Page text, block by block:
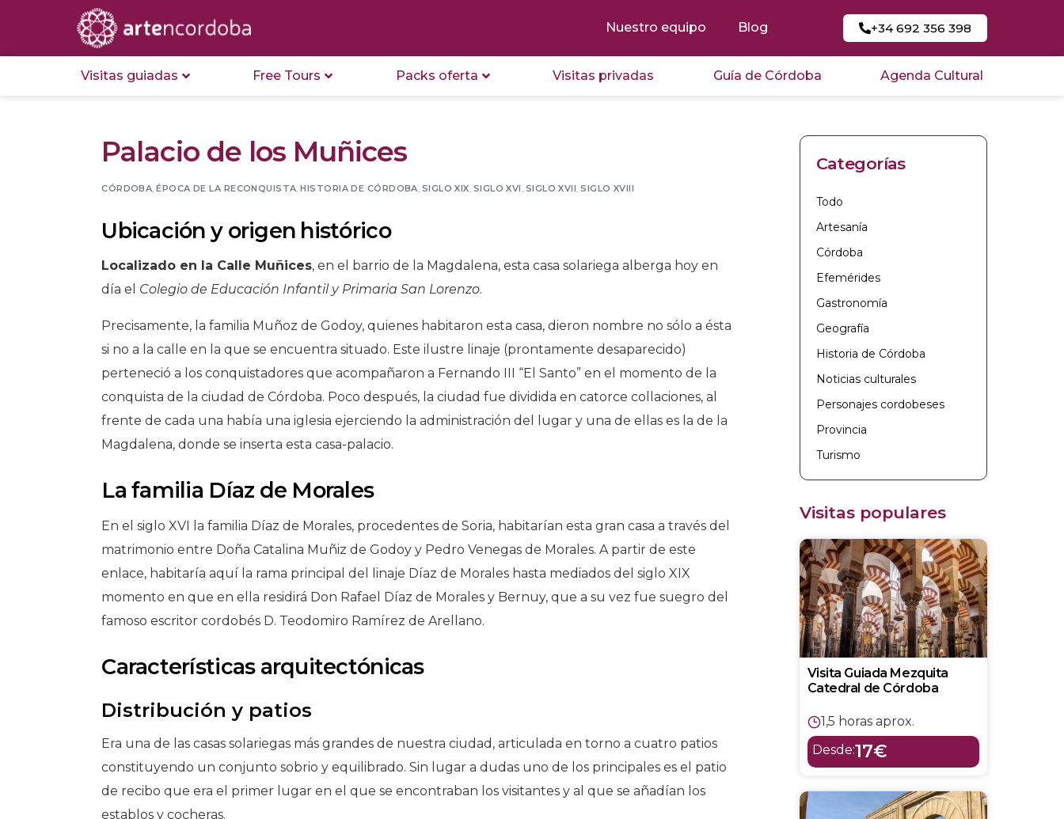
Nuestro equipo Blog +34 692 356 398
Visitas guiadas Free Tours Packs oferta Visitas privadas Guía de Córdoba Agenda Cultural
Palacio de los Muñices
CÓRDOBA ,ÉPOCA DE LA RECONQUISTA ,HISTORIA DE CÓRDOBA SIGLO XIX SIGLO XVI SIGLO XVII ,SIGLO XVIII
Ubicación y origen histórico
Localizado en la Calle Muñices, en el barrio de la Magdalena, esta casa solariega alberga hoy en
día el Colegio de Educación Infantil y Primaria San Lorenzo.
Precisamente, la familia Muñoz de Godoy, quienes habitaron esta casa, dieron nombre no sólo a ésta
si no a la calle en la que se encuentra situado. Este ilustre linaje (prontamente desaparecido)
perteneció a los conquistadores que acompañaron a Fernando III “El Santo” en el momento de la
conquista de la ciudad de Córdoba. Poco después, la ciudad fue dividida en catorce collaciones, al
frente de cada una había una iglesia ejerciendo la administración del lugar y una de ellas es la de la
Magdalena, donde se inserta esta casa-palacio.
La familia Díaz de Morales
En el siglo XVI la familia Díaz de Morales, procedentes de Soria, habitarían esta gran casa a través del
matrimonio entre Doña Catalina Muñiz de Godoy y Pedro Venegas de Morales. A partir de este
enlace, habitaría aquí la rama principal del linaje Díaz de Morales hasta mediados del siglo XIX
momento en que en ella residirá Don Rafael Díaz de Morales y Bernuy, que a su vez fue suegro del
famoso escritor cordobés D. Teodomiro Ramírez de Arellano.
Características arquitectónicas
Distribución y patios
Era una de las casas solariegas más grandes de nuestra ciudad, articulada en torno a cuatro patios
constituyendo un conjunto sobrio y equilibrado. Sin lugar a dudas uno de los principales es el patio
de recibo que era el primer lugar en el que se encontraban los visitantes y al que se añadían los
establos y cocheras.
Categorías
Todo
Artesanía
Córdoba
Efemérides
Gastronomía
Geografía
Historia de Córdoba
Noticias culturales
Personajes cordobeses
Provincia
Turismo
Visitas populares
Visita Guiada Mezquita
Catedral de Córdoba
1,5 horas aprox.
Desde:17€